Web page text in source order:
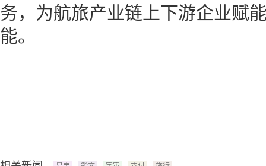
务，为航旅产业链上下游企业赋
能。